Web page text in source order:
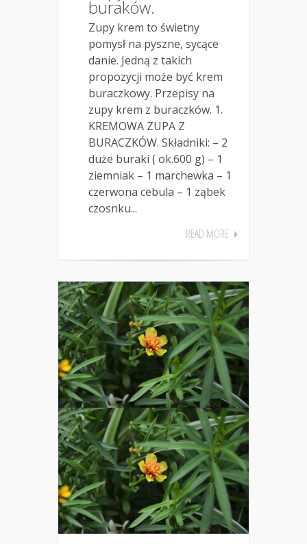
buraków.
Zupy krem to świetny
pomysł na pyszne, sycące
danie. Jedną z takich
propozycji może być krem
buraczkowy. Przepisy na
zupy krem z buraczków. 1.
KREMOWA ZUPA Z
BURACZKÓW. Składniki: – 2
duże buraki ( ok.600 g) – 1
ziemniak – 1 marchewka – 1
czerwona cebula – 1 ząbek
czosnku...
READ MORE